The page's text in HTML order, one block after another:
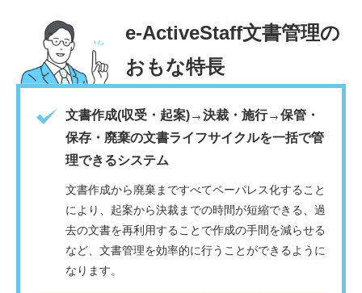
e-ActiveStaff文書管理の
おもな特長
文書作成(収受・起案)→決裁・施行→保管・
保存・廃棄の文書ライフサイクルを一括で管
理できるシステム
文書作成から廃棄まですべてペーパレス化すること
により、起案から決裁までの時間が短縮できる、過
去の文書を再利用することで作成の手間を減らせる
など、文書管理を効率的に行うことができるように
なります。